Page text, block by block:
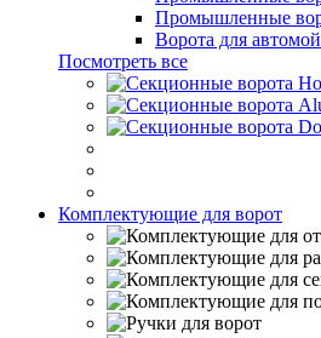
Промышленные
Ворота для
Посмотреть все
Комплектующие для ворот